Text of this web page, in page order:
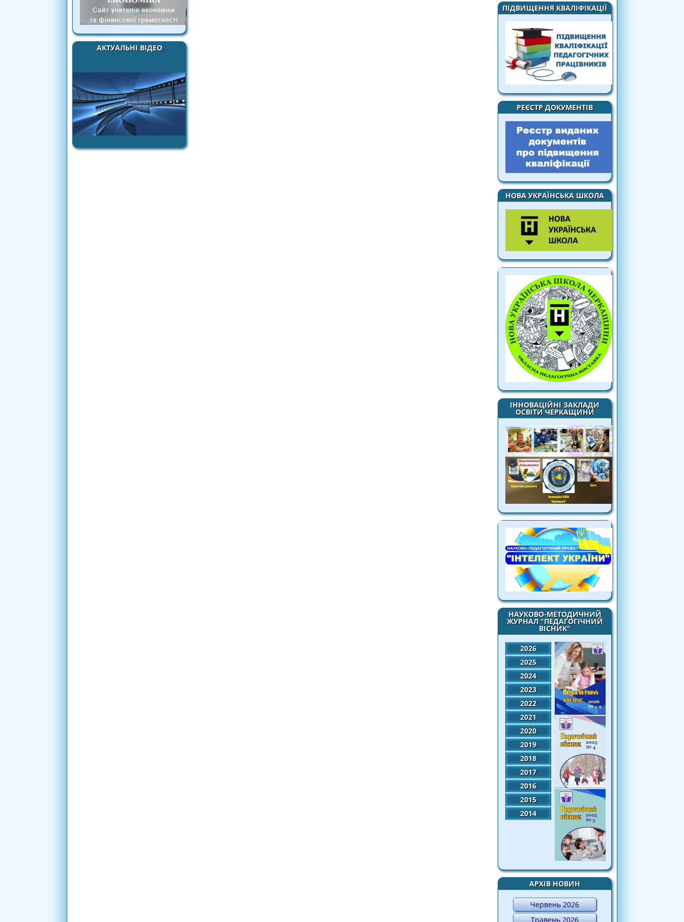
АКТУАЛЬНІ ВІДЕО
ПІДВИЩЕННЯ КВАЛІФІКАЦІЇ
РЕЄСТР ДОКУМЕНТІВ
НОВА УКРАЇНСЬКА ШКОЛА
ІННОВАЦІЙНІ ЗАКЛАДИ
ОСВІТИ ЧЕРКАЩИНИ
НАУКОВО-МЕТОДИЧНИЙ
ЖУРНАЛ "ПЕДАГОГІЧНИЙ
ВІСНИК"
2026
2025
2024
2023
2022
2021
2020
2019
2018
2017
2016
2015
2014
АРХІВ НОВИН
Червень 2026
Травень 2026